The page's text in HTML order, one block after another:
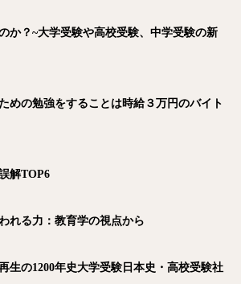
か？~大学受験や高校受験、中学受験の新
めの勉強をすることは時給３万円のバイト
解TOP6
れる力：教育学の視点から
生の1200年史大学受験日本史・高校受験社